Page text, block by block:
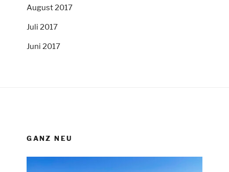
August 2017
Juli 2017
Juni 2017
GANZ NEU